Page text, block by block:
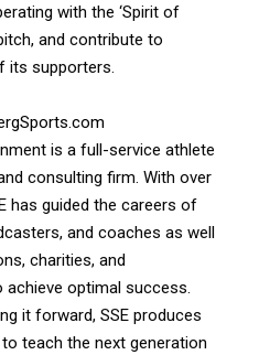
with the ‘Spirit of
and contribute to
its supporters.
is a full-service athlete
consulting firm. With over
has guided the careers of
and coaches as well
charities, and
optimal success.
it forward, SSE produces
teach the next generation